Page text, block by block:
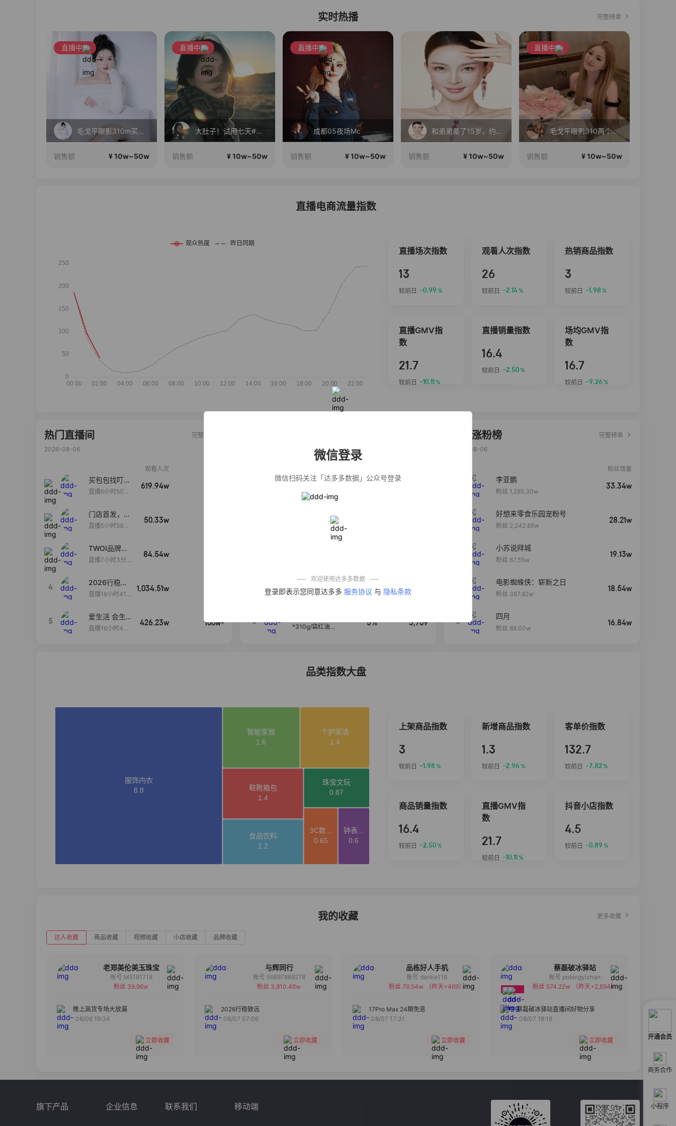
开通会员
商务合作
小程序
微信登录
微信扫码关注「达多多数据」公众号登录
欢迎使用达多多数据
登录即表示您同意达多多 服务协议 与 隐私条款
实时热播 完整榜单
直播中
毛戈平眼影310m买正送正！
销售额 ¥ 10w~50w
直播中
大肚子！试用七天#宝妈，上班族腰带
销售额 ¥ 10w~50w
直播中
成都05夜场Mc
销售额 ¥ 10w~50w
和弟弟差了15岁，约会呢
销售额 ¥ 10w~50w
直播中
毛戈平眼影310两个正装！
销售额 ¥ 10w~50w
直播电商流量指数
直播场次指数
13
较前日 -0.99 %
观看人次指数
26
较前日 -2.14%
热销商品指数
3
较前日 -1.98 %
直播GMV指
数
21.7
较前日 -10.11 %
直播销量指数
16.4
较前日 -2.50%
场均GMV指
数
16.7
较前日 -9.26 %
热门直播间
完整榜单
2026-08-06
观看人次
买包包找叮
当,一折购！
直播6小时50分
619.94w
门店首发，秋
款大上新！！
直播5小时59分
50.33w
TWOI品牌直
播间新款上
直播7小时3分5
84.54w
4
2026行稳致
远
直播16小时41
1,034.51w
5
爱生活 会生
活
直播16小时45
426.23w 100w+
【净浮生】油污
重油污去油王污
公仔牌顽渍净洗
衣粉轻松搓洗去
污渍除菌除螨3倍
洁净去渍家用去
免煮开袋即食劲
艾草抽绳式免撕
垃圾袋大号特厚
50% 4,154
5
*310g/袋红油麻
5% 3,709
达人涨粉榜
完整榜单
2026-08-06
粉丝增量
李亚鹏
粉丝 1,285.30w
33.34w
好想来零食乐园宠粉号
粉丝 2,242.86w
28.21w
小苏说拜城
粉丝 87.55w
19.13w
电影蜘蛛侠：崭新之日
粉丝 367.82w
18.54w
5
四月
粉丝 88.00w
16.84w
品类指数大盘
上架商品指数
3
较前日 -1.98 %
新增商品指数
1.3
较前日 -2.96 %
客单价指数
132.7
较前日 -7.82%
商品销量指数
16.4
较前日 -2.50%
直播GMV指
数
21.7
较前日 -10.11 %
抖音小店指数
4.5
较前日 -0.89 %
我的收藏 更多收藏
达人收藏 商品收藏 视频收藏 小店收藏 品牌收藏
老郑美伦美玉珠宝
备注
分组
账号 M5181718
粉丝 39.96w
晚上高货专场大放漏
08/06 19:34
立即收藏
与辉同行
备注
账号 56697889278
粉丝 3,910.48w
2026行稳致远
08/07 07:06
立即收藏
品栋好人手机
备注
分组
账号 danke116
粉丝 79.54w
（昨天+469）
17Pro Max 24期免息
08/07 17:31
立即收藏
蔡磊破冰驿站
备注
分组
账号 pobingyizhan
粉丝 574.22w
（昨天+2,894）
蔡磊破冰驿站直播间好物分享
08/07 18:16
立即收藏
旗下产品 企业信息 联系我们 移动端